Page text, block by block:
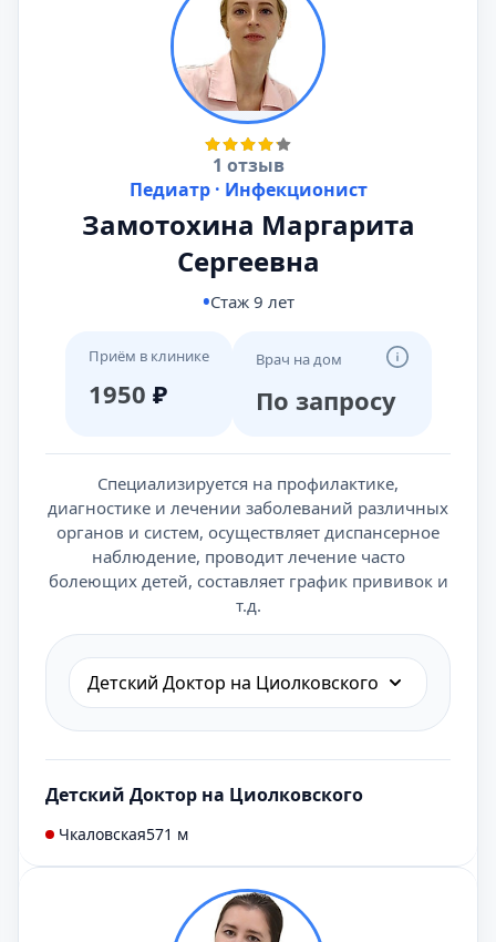
1 отзыв
Педиатр · Инфекционист
Замотохина Маргарита
Сергеевна
Стаж 9 лет
Приём в клинике
1950 ₽
Врач на дом
По запросу
Специализируется на профилактике,
диагностике и лечении заболеваний различных
органов и систем, осуществляет диспансерное
наблюдение, проводит лечение часто
болеющих детей, составляет график прививок и
т.д.
Детский Доктор на Циолковского
Детский Доктор на Циолковского
Чкаловская571 м